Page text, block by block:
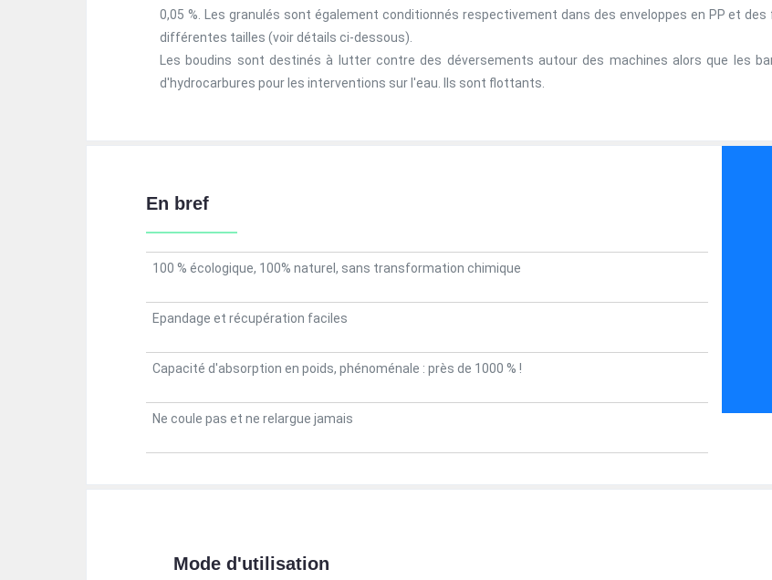
0,05 %. Les granulés sont également conditionnés respectivement dans des enveloppes en PP et
différentes tailles (voir détails ci-dessous).
Les boudins sont destinés à lutter contre des déversements autour des machines alors que les
d'hydrocarbures pour les interventions sur l'eau. Ils sont flottants.
En bref
100 % écologique, 100% naturel, sans transformation chimique
Epandage et récupération faciles
Capacité d'absorption en poids, phénoménale : près de 1000 % !
Ne coule pas et ne relargue jamais
Mode d'utilisation